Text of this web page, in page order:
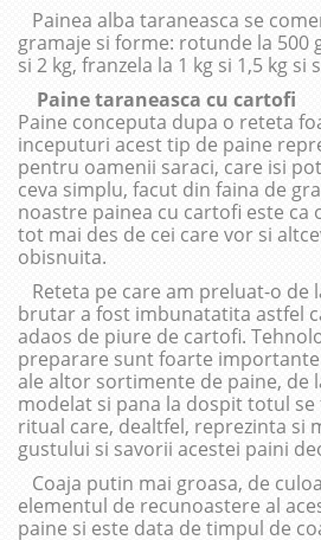
Painea alba taraneasca se
gramaje si forme: rotunde la 500
si 2 kg, franzela la 1 kg si 1,5 kg si
Paine taraneasca cu cartofi
Paine conceputa dupa o reteta
inceputuri acest tip de paine
pentru oamenii saraci, care isi
ceva simplu, facut din faina de
noastre painea cu cartofi este ca
tot mai des de cei care vor si
obisnuita.
Reteta pe care am preluat-o de
brutar a fost imbunatatita astfel
adaos de piure de cartofi.
preparare sunt foarte importante
ale altor sortimente de paine, de
modelat si pana la dospit totul
ritual care, dealtfel, reprezinta si
gustului si savorii acestei paini
Coaja putin mai groasa, de
elementul de recunoastere al
paine si este data de timpul de